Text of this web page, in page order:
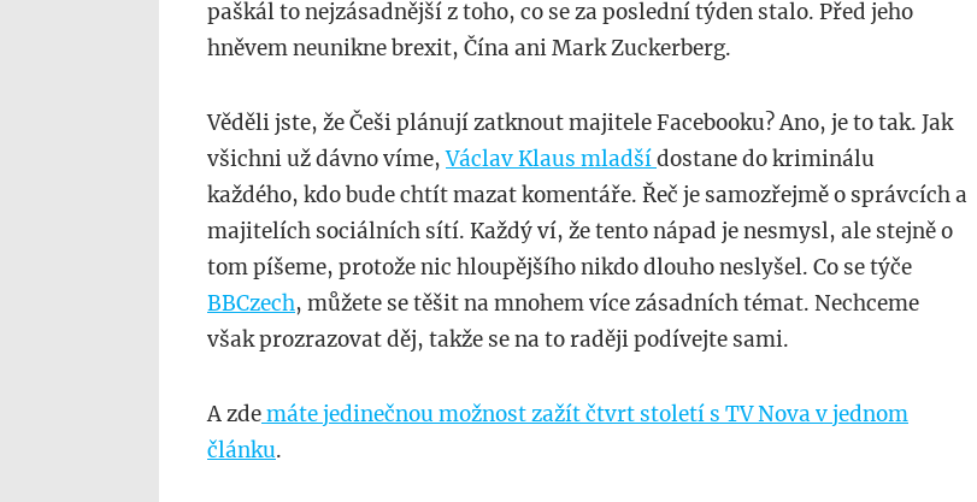
paškál to nejzásadnější z toho, co se za poslední týden stalo. Před jeho
hněvem neunikne brexit, Čína ani Mark Zuckerberg.
Věděli jste, že Češi plánují zatknout majitele Facebooku? Ano, je to tak. Jak
všichni už dávno víme,Václav Klaus mladšídostane do kriminálu
každého, kdo bude chtít mazat komentáře. Řeč je samozřejmě o správcích a
majitelích sociálních sítí. Každý ví, že tento nápad je nesmysl, ale stejně o
tom píšeme, protože nic hloupějšího nikdo dlouho neslyšel. Co se týče
BBCzech, můžete se těšit na mnohem více zásadních témat. Nechceme
však prozrazovat děj, takže se na to raději podívejte sami.
A zdemáte jedinečnou možnost zažít čtvrt století s TV Nova v jednom
článku.